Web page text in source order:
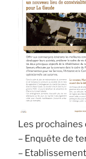
Les prochaines
– Enquête de
–